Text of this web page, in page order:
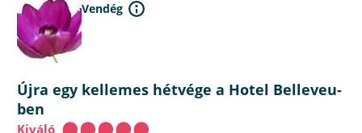
Vendég
Újra egy kellemes hétvége a Hotel Belleveu-
ben
Kiváló